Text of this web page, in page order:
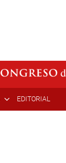
EDITORIAL